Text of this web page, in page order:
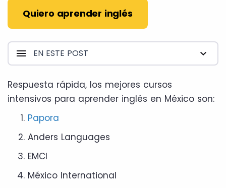
Quiero aprender inglés
EN ESTE POST
Respuesta rápida, los mejores cursos
intensivos para aprender inglés en México son:
Papora
Anders Languages
EMCI
México International